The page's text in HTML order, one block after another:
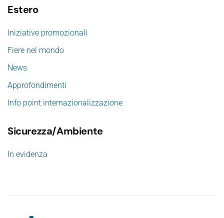
Estero
Iniziative promozionali
Fiere nel mondo
News
Approfondimenti
Info point internazionalizzazione
Sicurezza/Ambiente
In evidenza